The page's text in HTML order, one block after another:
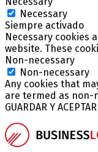
Necessary
Siempre activado
Necessary cookies
website. These
Non-necessary
Non-necessary
Any cookies that
are termed as non-
GUARDAR Y ACEPTAR